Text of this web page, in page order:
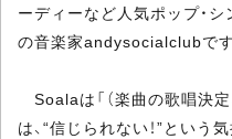
ーディーなど人気ポップ・
の音楽家andysocialclubです
Soalaは「（楽曲の歌唱決
は、“信じられない！”という